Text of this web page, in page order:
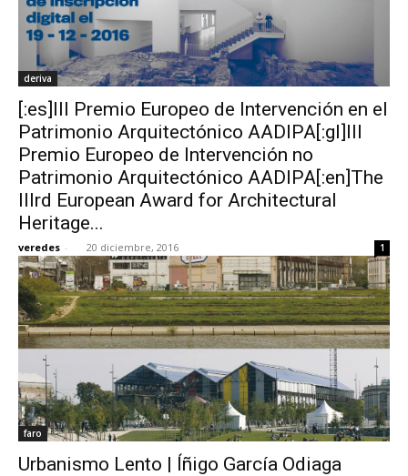
deriva
[:es]III Premio Europeo de Intervención en el
Patrimonio Arquitectónico AADIPA[:gl]III
Premio Europeo de Intervención no
Patrimonio Arquitectónico AADIPA[:en]The
IIIrd European Award for Architectural
Heritage...
veredes - 20 diciembre, 2016 1
faro
Urbanismo Lento | Íñigo García Odiaga